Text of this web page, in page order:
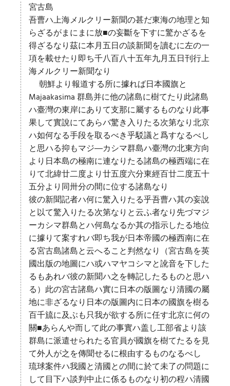
宮古島
吾曹ハ上海メルクリー新聞の甚だ東海の地理と知
らざるがまにまに放■の妄斷を下すに驚かざるを
得ざるなり茲に本月五日の談新聞を讀むに左の一
項を載せたり即ち千八百八十五年九月五日刊行上
海メルクリー新聞なり
朝鮮より報道する所に據れば日本國旗と
Majaakasima 群島并に他の諸島に樹てたり此諸島
ハ臺灣の東岸にありて支那に屬するものなり此事
果して實說にてあらバ驚き入りたる次第なり北京
ハ如何なる手段を取るべき乎駁議と爲すなるべし
と思ハる抑もマジ―カシマ群島ハ臺灣の北東方向
より日本島の極南に連なりたる諸島の極西端に在
りて北緯廿二度より廿五度六分東經百廿二度五十
五分より同卅分の間に位する諸島なり
彼の新聞記者ハ何に驚入りたる乎吾曹ハ其の妄說
と以て驚入りたる次第なりと云ふ者なり先づマジ
ーカシマ群島とハ何島なるか其の指示したる地位
に據りて案すれバ即ち我が日本帝國の極西南に在
る宮古島諸島と云へること判然なり（宮古島を英
國出版の地圖にハ或ハマヤコシマと訛音を下した
るもあれバ彼の新聞ハ之を轉記したるものと思ハ
る）此の宮古諸島ハ實に日本の版圖なり清國の屬
地に非ざるなり日本の版圖内に日本の國旗を樹る
百千旈に及ぶも只我が欲する所に任す北京に何の
關■あらんや而して此の事實ハ盖し工部省より該
群島に派遣せられたる官員が國旗を樹てたるを見
て外人が之を傳聞せるに根由するものなるべし
琉球案件ハ我國と清國との間に於て未了の問題に
して目下ハ談判中止に係るものなり初の程ハ清國